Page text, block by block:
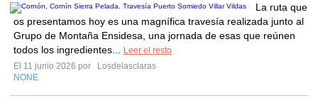
La ruta que
os presentamos hoy es una magnífica travesía realizada junto al
Grupo de Montaña Ensidesa, una jornada de esas que reúnen
todos los ingredientes...
Leer el resto
El 11 junio 2026 por
Losdelasclaras
NONE